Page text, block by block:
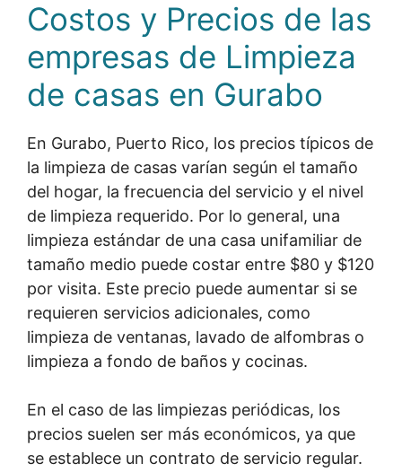
Costos y Precios de las
empresas de Limpieza
de casas en Gurabo
En Gurabo, Puerto Rico, los precios típicos de
la limpieza de casas varían según el tamaño
del hogar, la frecuencia del servicio y el nivel
de limpieza requerido. Por lo general, una
limpieza estándar de una casa unifamiliar de
tamaño medio puede costar entre $80 y $120
por visita. Este precio puede aumentar si se
requieren servicios adicionales, como
limpieza de ventanas, lavado de alfombras o
limpieza a fondo de baños y cocinas.
En el caso de las limpiezas periódicas, los
precios suelen ser más económicos, ya que
se establece un contrato de servicio regular.